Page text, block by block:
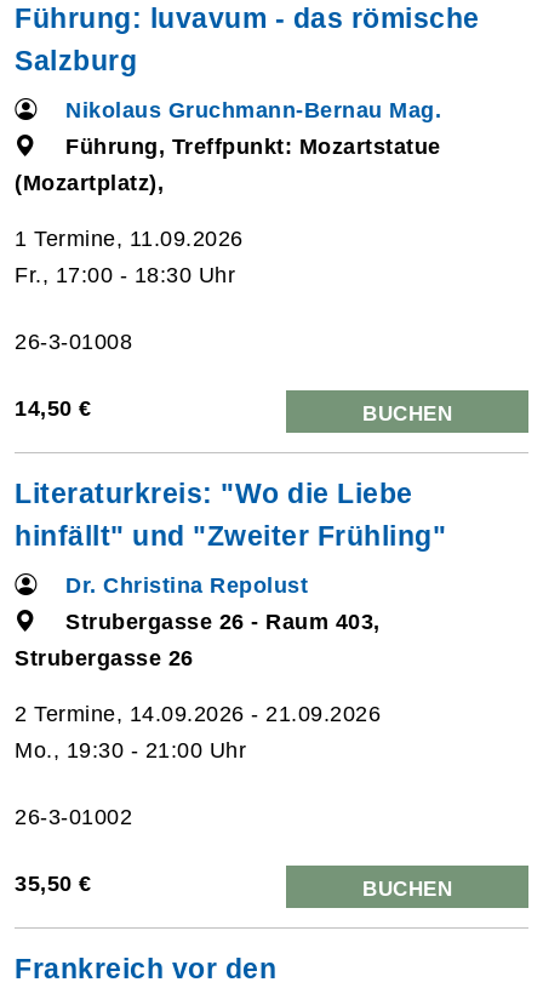
Führung: luvavum - das römische
Salzburg
Nikolaus Gruchmann-Bernau Mag.
Führung, Treffpunkt: Mozartstatue
(Mozartplatz),
1 Termine, 11.09.2026
Fr., 17:00 - 18:30 Uhr
26-3-01008
14,50 € BUCHEN
Literaturkreis: "Wo die Liebe
hinfällt" und "Zweiter Frühling"
Dr. Christina Repolust
Strubergasse 26 - Raum 403,
Strubergasse 26
2 Termine, 14.09.2026 - 21.09.2026
Mo., 19:30 - 21:00 Uhr
26-3-01002
35,50 € BUCHEN
Frankreich vor den